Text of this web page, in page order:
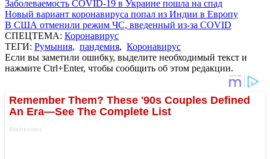
Заболеваемость COVID-19 в Украине пошла на спад
Новый вариант коронавируса попал из Индии в Европу
В США отменили режим ЧС, введенный из-за COVID
СПЕЦТЕМА: Коронавирус
ТЕГИ: Румыния, пандемия, Коронавирус
Если вы заметили ошибку, выделите необходимый текст и
нажмите Ctrl+Enter, чтобы сообщить об этом редакции.